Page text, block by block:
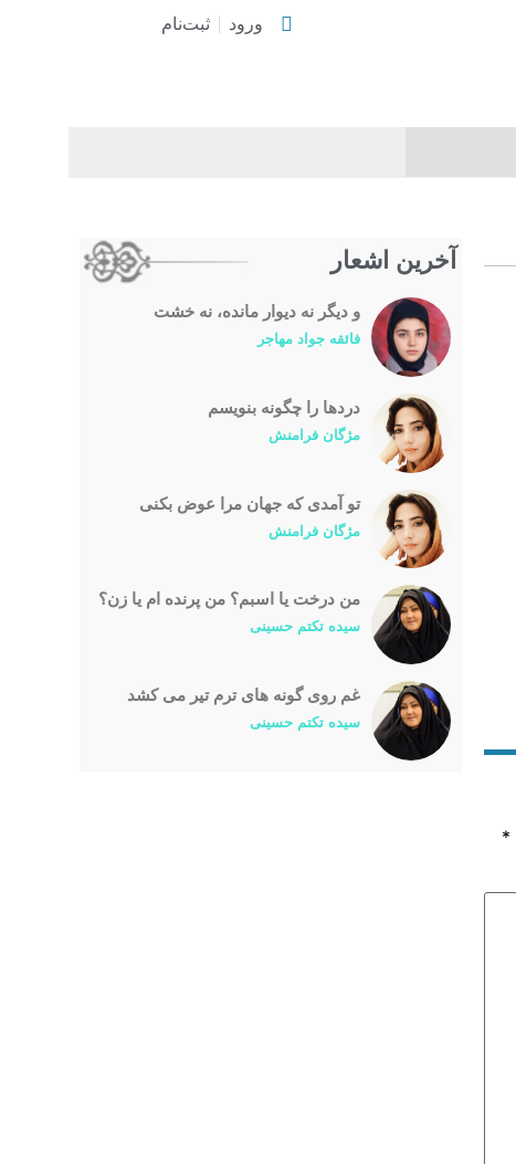
ورود ثبت‌نام
آخرین اشعار
و دیگر نه دیوار مانده، نه خشت
فائقه جواد مهاجر
درد‌ها را چگونه بنویسم
مژگان فرامنش
تو آمدی که جهان مرا عوض بکنی
مژگان فرامنش
من درخت یا اسبم؟ من پرنده ام یا زن؟
سیده تکتم حسینی
غم روی گونه های ترم تیر می کشد
سیده تکتم حسینی
*